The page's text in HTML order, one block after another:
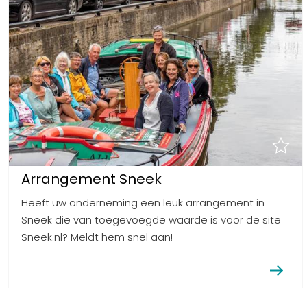
Arrangement Sneek
Heeft uw onderneming een leuk arrangement in
Sneek die van toegevoegde waarde is voor de site
Sneek.nl? Meldt hem snel aan!